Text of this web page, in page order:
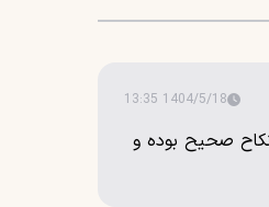
1404/5/18 13:35
نکاح صحیح بوده و